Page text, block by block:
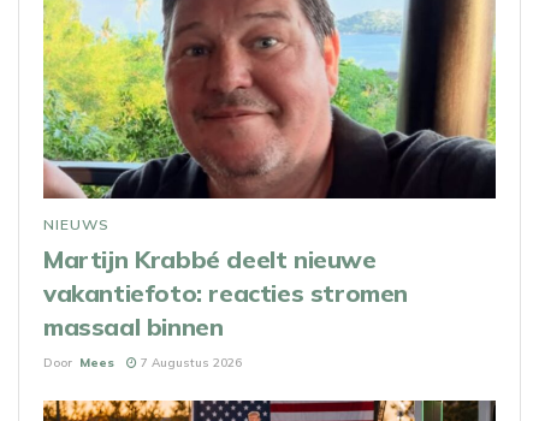
NIEUWS
Martijn Krabbé deelt nieuwe
vakantiefoto: reacties stromen
massaal binnen
Door Mees 7 Augustus 2026